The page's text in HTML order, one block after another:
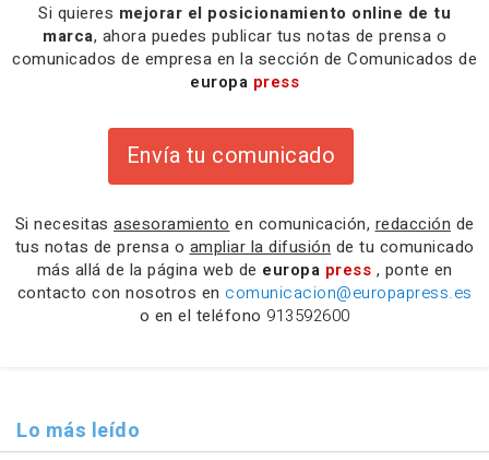
Si quieres mejorar el posicionamiento online de tu
marca, ahora puedes publicar tus notas de prensa o
comunicados de empresa en la sección de Comunicados de
europa press
Envía tu comunicado
Si necesitas asesoramiento en comunicación, redacción de
tus notas de prensa o ampliar la difusión de tu comunicado
más allá de la página web de europa press , ponte en
contacto con nosotros en comunicacion@europapress.es
o en el teléfono 913592600
Lo más leído